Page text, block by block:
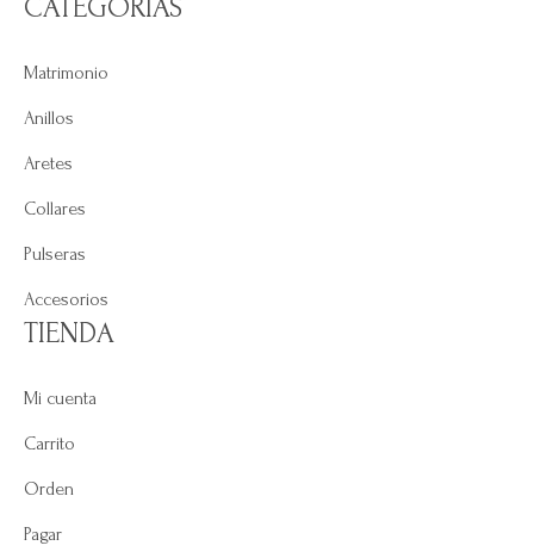
CATEGORÍAS
Matrimonio
Anillos
Aretes
Collares
Pulseras
Accesorios
TIENDA
Mi cuenta
Carrito
Orden
Pagar